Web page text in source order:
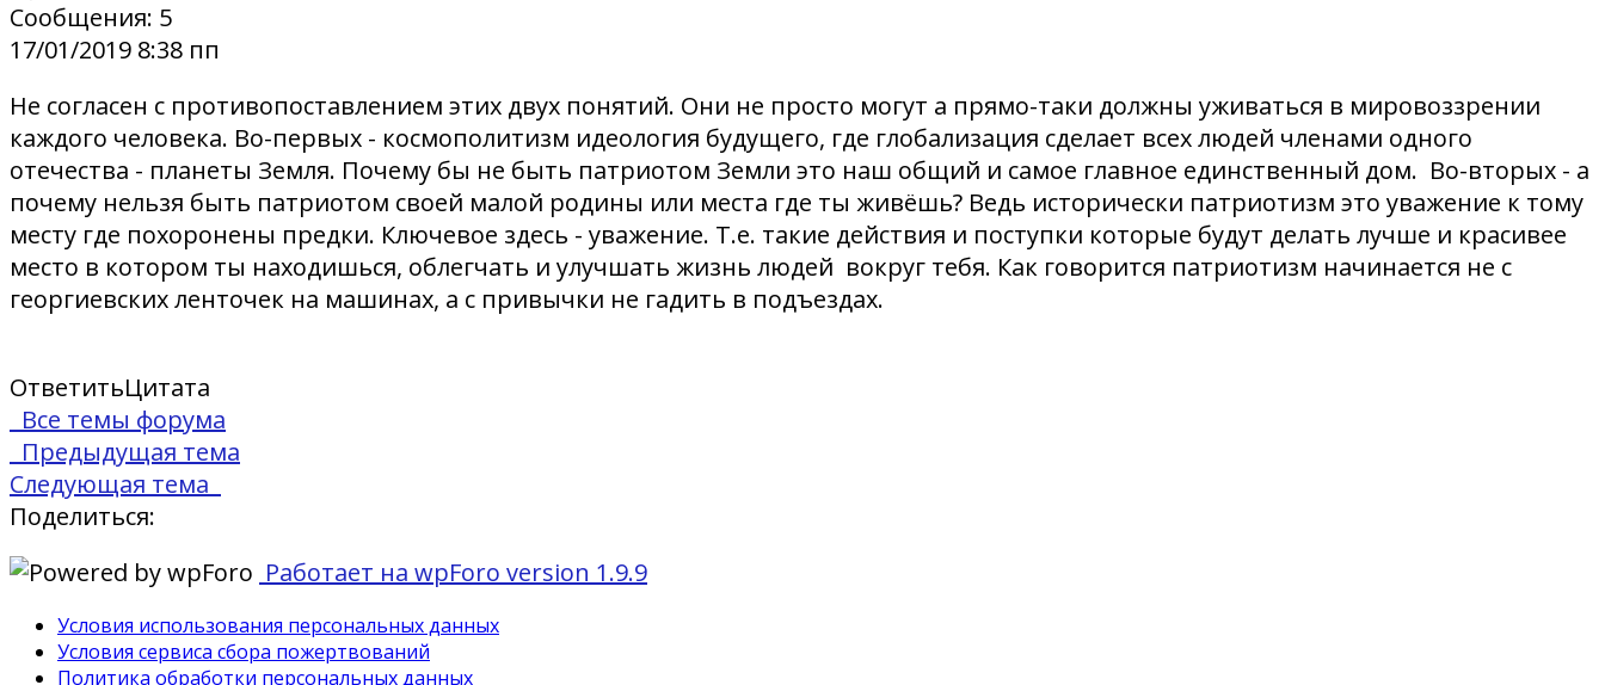
Сообщения: 5
17/01/2019 8:38 пп
Не согласен с противопоставлением этих двух понятий. Они не просто могут а прямо-таки должны уживаться в мировоззрении
каждого человека. Во-первых - космополитизм идеология будущего, где глобализация сделает всех людей членами одного
отечества - планеты Земля. Почему бы не быть патриотом Земли это наш общий и самое главное единственный дом. Во-вторых - а
почему нельзя быть патриотом своей малой родины или места где ты живёшь? Ведь исторически патриотизм это уважение к тому
месту где похоронены предки. Ключевое здесь - уважение. Т.е. такие действия и поступки которые будут делать лучше и красивее
место в котором ты находишься, облегчать и улучшать жизнь людей вокруг тебя. Как говорится патриотизм начинается не с
георгиевских ленточек на машинах, а с привычки не гадить в подъездах.
ОтветитьЦитата
Все темы форума
Предыдущая тема
Следующая тема
Поделиться:
Работает на wpForo version 1.9.9
Условия использования персональных данных
Условия сервиса сбора пожертвований
Политика обработки персональных данных